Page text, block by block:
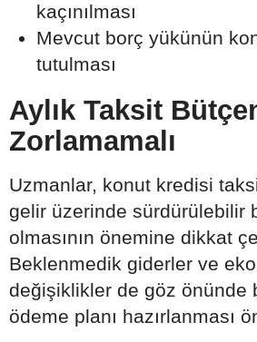
kaçınılması
Mevcut borç yükünün
tutulması
Aylık Taksit
Zorlamamalı
Uzmanlar, konut kredisi
gelir üzerinde sürdürülebilir
olmasının önemine dikkat
Beklenmedik giderler ve
değişiklikler de göz önünde
ödeme planı hazırlanması